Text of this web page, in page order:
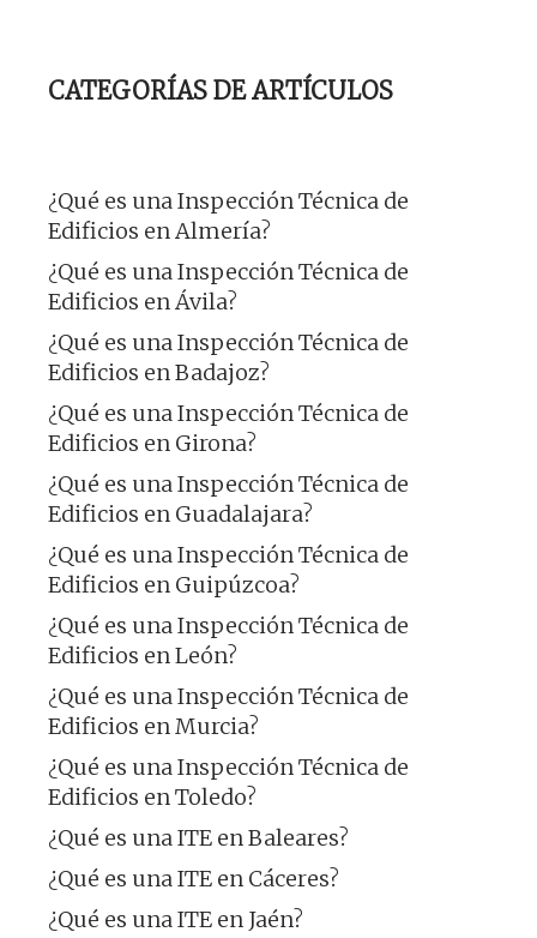
CATEGORÍAS DE ARTÍCULOS
¿Qué es una Inspección Técnica de
Edificios en Almería?
¿Qué es una Inspección Técnica de
Edificios en Ávila?
¿Qué es una Inspección Técnica de
Edificios en Badajoz?
¿Qué es una Inspección Técnica de
Edificios en Girona?
¿Qué es una Inspección Técnica de
Edificios en Guadalajara?
¿Qué es una Inspección Técnica de
Edificios en Guipúzcoa?
¿Qué es una Inspección Técnica de
Edificios en León?
¿Qué es una Inspección Técnica de
Edificios en Murcia?
¿Qué es una Inspección Técnica de
Edificios en Toledo?
¿Qué es una ITE en Baleares?
¿Qué es una ITE en Cáceres?
¿Qué es una ITE en Jaén?